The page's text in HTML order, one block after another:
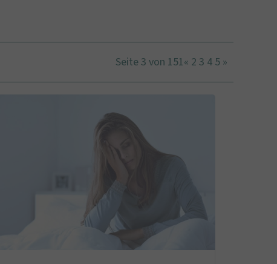
Seite 3 von 151« 2 3 4 5 »